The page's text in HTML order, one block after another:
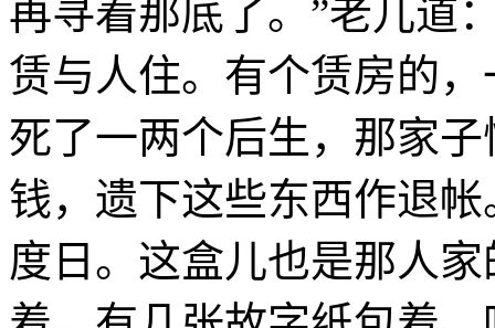
再寻着那底了。”老儿道
赁与人住。有个赁房的
死了一两个后生，那家
钱，遗下这些东西作退
度日。这盒儿也是那人